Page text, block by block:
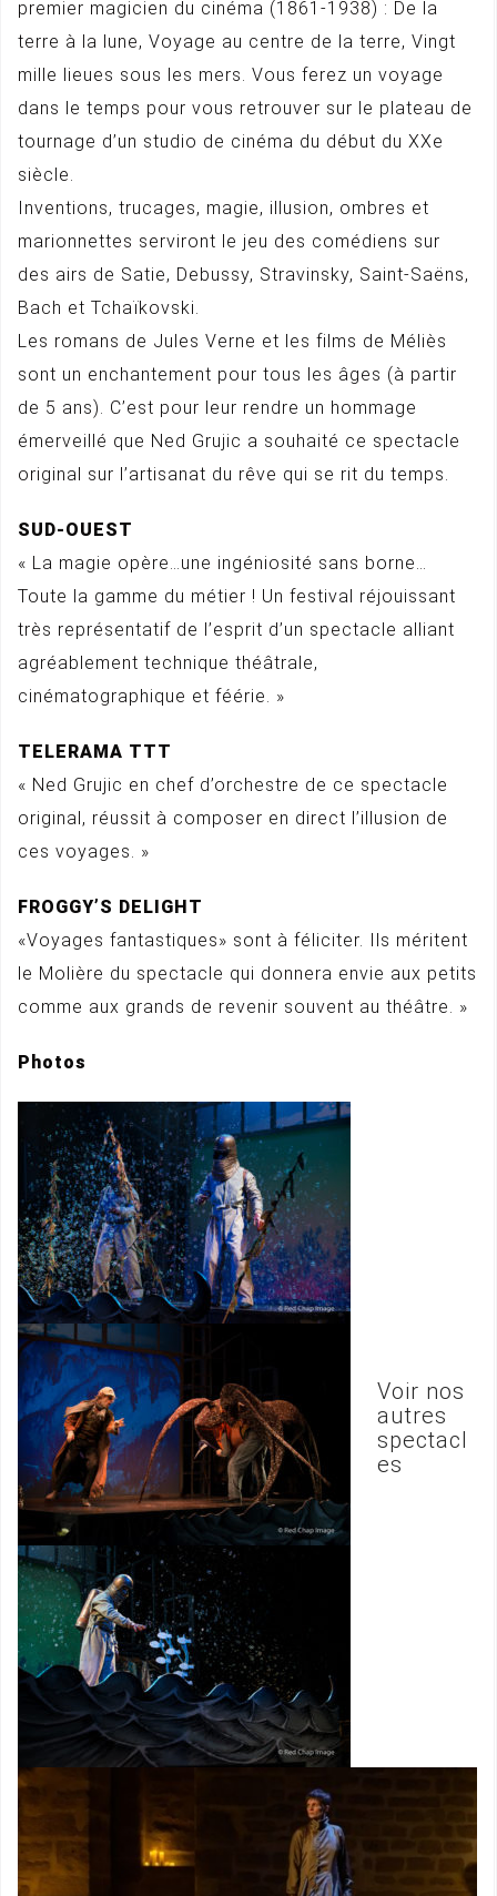
premier magicien du cinéma (1861-1938) : De la
terre à la lune, Voyage au centre de la terre, Vingt
mille lieues sous les mers. Vous ferez un voyage
dans le temps pour vous retrouver sur le plateau de
tournage d’un studio de cinéma du début du XXe
siècle.
Inventions, trucages, magie, illusion, ombres et
marionnettes serviront le jeu des comédiens sur
des airs de Satie, Debussy, Stravinsky, Saint-Saëns,
Bach et Tchaïkovski.
Les romans de Jules Verne et les films de Méliès
sont un enchantement pour tous les âges (à partir
de 5 ans). C’est pour leur rendre un hommage
émerveillé que Ned Grujic a souhaité ce spectacle
original sur l’artisanat du rêve qui se rit du temps.
SUD-OUEST
« La magie opère…une ingéniosité sans borne…
Toute la gamme du métier ! Un festival réjouissant
très représentatif de l’esprit d’un spectacle alliant
agréablement technique théâtrale,
cinématographique et féérie. »
TELERAMA TTT
« Ned Grujic en chef d’orchestre de ce spectacle
original, réussit à composer en direct l’illusion de
ces voyages. »
FROGGY’S DELIGHT
«Voyages fantastiques» sont à féliciter. Ils méritent
le Molière du spectacle qui donnera envie aux petits
comme aux grands de revenir souvent au théâtre. »
Photos
Voir nos
autres
spectacl
es